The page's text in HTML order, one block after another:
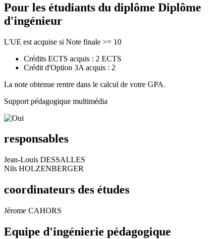
Pour les étudiants du diplôme Diplôme
d'ingénieur
L'UE est acquise si Note finale >= 10
Crédits ECTS acquis : 2 ECTS
Crédit d'Option 3A acquis : 2
La note obtenue rentre dans le calcul de votre GPA.
Support pédagogique multimédia
responsables
Jean-Louis DESSALLES
Nils HOLZENBERGER
coordinateurs des études
Jérome CAHORS
Equipe d'ingénierie pédagogique